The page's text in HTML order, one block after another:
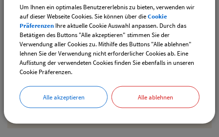
Gemeinde Pliening
Geltinger Str. 18
85652 Pliening
downloaden
Drucken
Um Ihnen ein optimales Benutzererlebnis zu bieten, verwenden wir
auf dieser Webseite Cookies. Sie können über dieCookie
Präferenzen Ihre aktuelle Cookie Auswahl anpassen. Durch das
Betätigen des Buttons "Alle akzeptieren" stimmen Sie der
Verwendung aller Cookies zu. Mithilfe des Buttons "Alle ablehnen"
lehnen Sie der Verwendung nicht erforderlicher Cookies ab. Eine
Auflistung der verwendeten Cookies finden Sie ebenfalls in unseren
Cookie Präferenzen.
Alle akzeptieren Alle ablehnen